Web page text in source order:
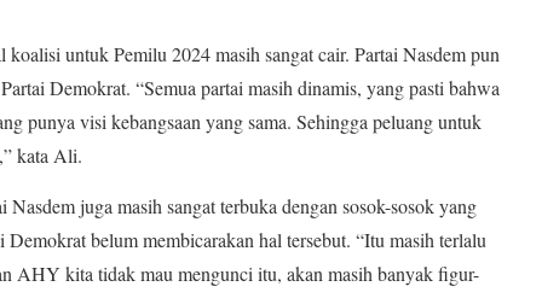
untuk Pemilu 2024 masih sangat cair. Partai Nasdem pun
Demokrat. “Semua partai masih dinamis, yang pasti bahwa
punya visi kebangsaan yang sama. Sehingga peluang untuk
kata Ali.
juga masih sangat terbuka dengan sosok-sosok yang
belum membicarakan hal tersebut. “Itu masih terlalu
AHY kita tidak mau mengunci itu, akan masih banyak figur-